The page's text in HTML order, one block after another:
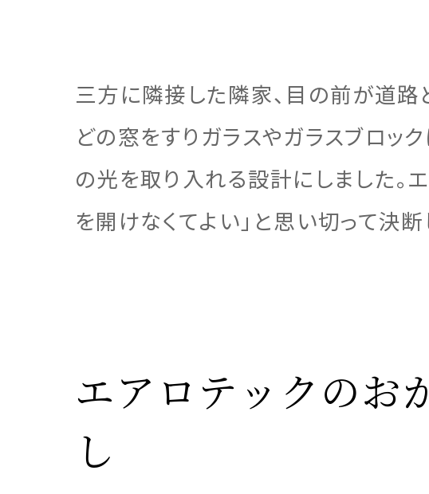
事業展開
注文住宅のこだわり
お客様の声
お客様の声
三方に隣接した隣家、目の前が道路
どの窓をすりガラスやガラスブロッ
の光を取り入れる設計にしました。
を開けなくてよい」と思い切って決断
エアロテックのお
し